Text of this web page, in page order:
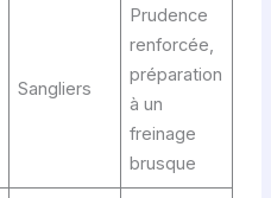
Sangliers
Prudence
renforcée,
préparation
à un
freinage
brusque